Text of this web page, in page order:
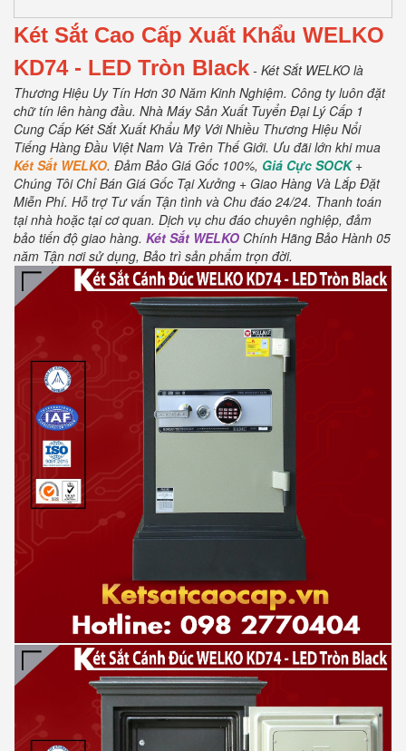
Két Sắt Cao Cấp Xuất Khẩu WELKO
KD74 - LED Tròn Black - Két Sắt WELKO là
Thương Hiệu Uy Tín Hơn 30 Năm Kinh Nghiệm. Công ty luôn đặt
chữ tín lên hàng đầu. Nhà Máy Sản Xuất Tuyển Đại Lý Cấp 1
Cung Cấp Két Sắt Xuất Khẩu Mỹ Với Nhiều Thương Hiệu Nổi
Tiếng Hàng Đầu Việt Nam Và Trên Thế Giới. Ưu đãi lớn khi mua
Két Sắt WELKO. Đảm Bảo Giá Gốc 100%, Giá Cực SOCK+
Chúng Tôi Chỉ Bán Giá Gốc Tại Xưởng + Giao Hàng Và Lắp Đặt
Miễn Phí. Hỗ trợ Tư vấn Tận tình và Chu đáo 24/24. Thanh toán
tại nhà hoặc tại cơ quan. Dịch vụ chu đáo chuyên nghiệp, đảm
bảo tiến độ giao hàng. Két Sắt WELKO Chính Hãng Bảo Hành 05
năm Tận nơi sử dụng, Bảo trì sản phẩm trọn đời.